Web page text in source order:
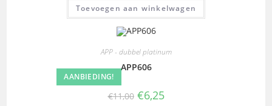
Toevoegen aan winkelwagen
AANBIEDING!
APP - dubbel platinum
APP606
€11,00 €6,25